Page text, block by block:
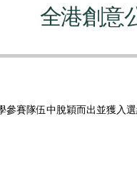
全港創意
賽隊伍中脫穎而出並獲入